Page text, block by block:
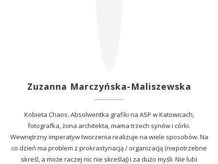
Zuzanna Marczyńska-Maliszewska
Kobieta Chaos. Absolwentka grafiki na ASP w Katowicach,
fotografka, żona architekta, mama trzech synów i córki.
Wewnętrzny imperatyw tworzenia realizuje na wiele sposobów. Na
co dzień ma problem z prokrastynacją / organizacją (niepotrzebne
skreśl, a może raczej nic nie skreślaj) i za dużo myśli. Nie lubi